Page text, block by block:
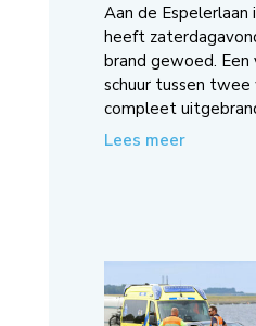
Aan de Espelerlaan
heeft
brand gewoed. Een
schuur tussen twee
compleet
Lees meer